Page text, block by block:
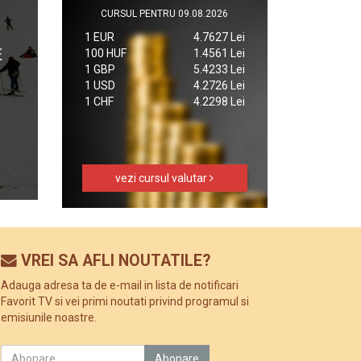
CURSUL PENTRU 09.08.2026
1 EUR
4.7627 Lei
100 HUF
1.4561 Lei
1 GBP
5.4233 Lei
1 USD
4.2726 Lei
1 CHF
4.2298 Lei
vezi cursul valutar
VREI SA AFLI NOUTATILE?
Adauga adresa ta de e-mail in lista de notificari
Favorit TV si vei primi noutati privind programul si
emisiunile noastre.